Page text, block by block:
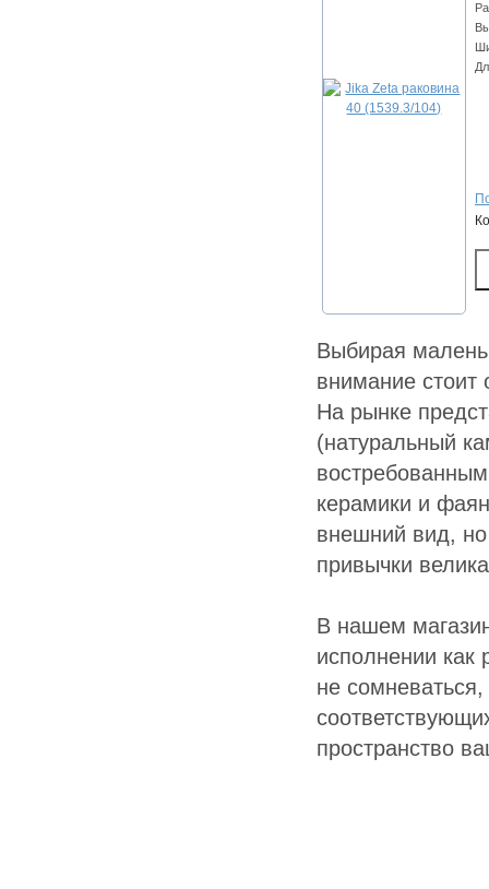
Выбирая
внимание стоит
На рынке
(натуральный
керамики и
внешний вид, но
привычки
В нашем
исполнении как
не
пространство